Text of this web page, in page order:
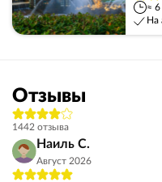
≈ 6
На
Отзывы
1442 отзыва
Наиль С.
Август 2026